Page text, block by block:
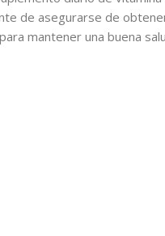
de asegurarse de
mantener una buena